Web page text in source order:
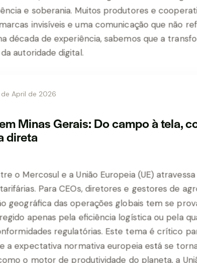
de April de 2026
Minas Gerais: Do campo à tela,
direta